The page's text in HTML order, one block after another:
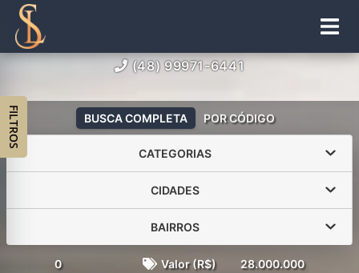
(48) 99971-6441
BUSCA COMPLETA POR CÓDIGO
CATEGORIAS
CIDADES
BAIRROS
0 Valor (R$) 28.000.000
FILTROS